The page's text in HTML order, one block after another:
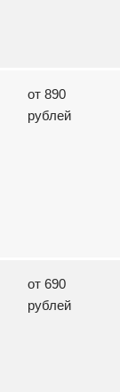
от 890
рублей
от 690
рублей